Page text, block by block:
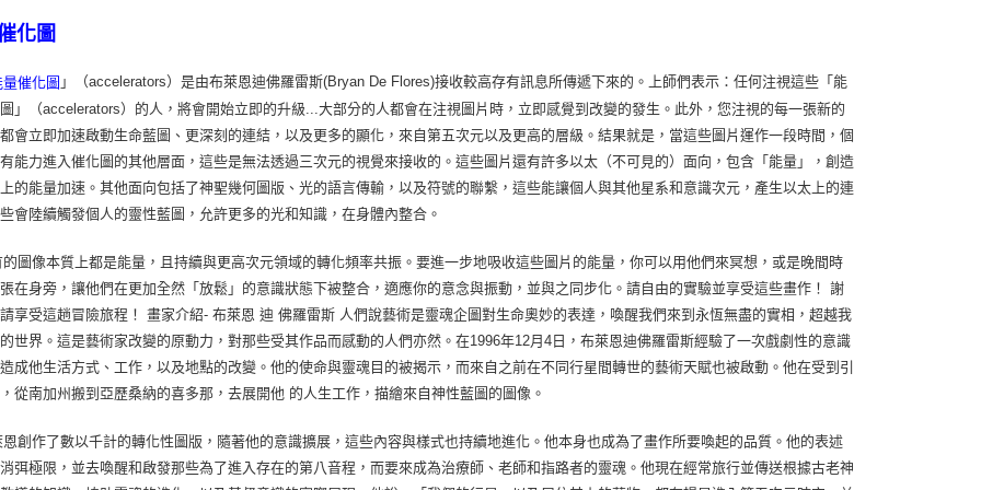
化圖
量催化圖 」（accelerators）是由布萊恩迪佛羅雷斯(Bryan De Flores)接收較高存有訊息所傳遞下來的。上師們表示：任何注視這些「能
」（accelerators）的人，將會開始立即的升級...大部分的人都會在注視圖片時，立即感覺到改變的發生。此外，您注視的每一張新的
會立即加速啟動生命藍圖、更深刻的連結，以及更多的顯化，來自第五次元以及更高的層級。結果就是，當這些圖片運作一段時間，個
能力進入催化圖的其他層面，這些是無法透過三次元的視覺來接收的。這些圖片還有許多以太（不可見的）面向，包含「能量」，創造
的能量加速。其他面向包括了神聖幾何圖版、光的語言傳輸，以及符號的聯繫，這些能讓個人與其他星系和意識次元，產生以太上的連
會陸續觸發個人的靈性藍圖，允許更多的光和知識，在身體內整合。
像本質上都是能量，且持續與更高次元領域的轉化頻率共振。要進一步地吸收這些圖片的能量，你可以用他們來冥想，或是晚間時
在身旁，讓他們在更加全然「放鬆」的意識狀態下被整合，適應你的意念與振動，並與之同步化。請自由的實驗並享受這些畫作！ 謝
享受這趟冒險旅程！ 畫家介紹- 布萊恩 迪 佛羅雷斯 人們說藝術是靈魂企圖對生命奧妙的表達，喚醒我們來到永恆無盡的實相，超越我
世界。這是藝術家改變的原動力，對那些受其作品而感動的人們亦然。在1996年12月4日，布萊恩迪佛羅雷斯經驗了一次戲劇性的意識
成他生活方式、工作，以及地點的改變。他的使命與靈魂目的被揭示，而來自之前在不同行星間轉世的藝術天賦也被啟動。他在受到引
從南加州搬到亞歷桑納的喜多那，去展開他 的人生工作，描繪來自神性藍圖的圖像。
作了數以千計的轉化性圖版，隨著他的意識擴展，這些內容與樣式也持續地進化。他本身也成為了畫作所要喚起的品質。他的表述
弭極限，並去喚醒和啟發那些為了進入存在的第八音程，而要來成為治療師、老師和指路者的靈魂。他現在經常旅行並傳送根據古老神